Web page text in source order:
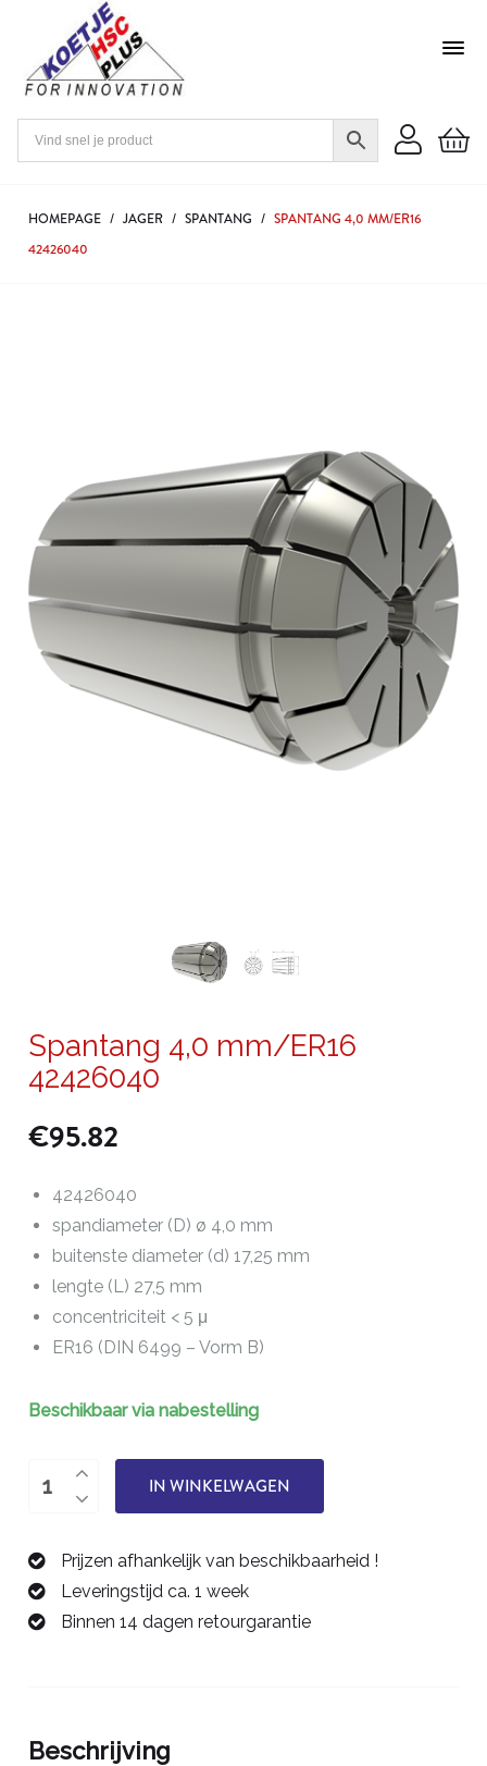
HOMEPAGE / JAGER / SPANTANG / SPANTANG 4,0 MM/ER16
42426040
Spantang 4,0 mm/ER16
42426040
€95.82
42426040
spandiameter (D) ø 4,0 mm
buitenste diameter (d) 17,25 mm
lengte (L) 27,5 mm
concentriciteit < 5 μ
ER16 (DIN 6499 – Vorm B)
Beschikbaar via nabestelling
Spantang
42426040
aantal
IN WINKELWAGEN
Prijzen afhankelijk van beschikbaarheid !
Leveringstijd ca. 1 week
Binnen 14 dagen retourgarantie
Beschrijving